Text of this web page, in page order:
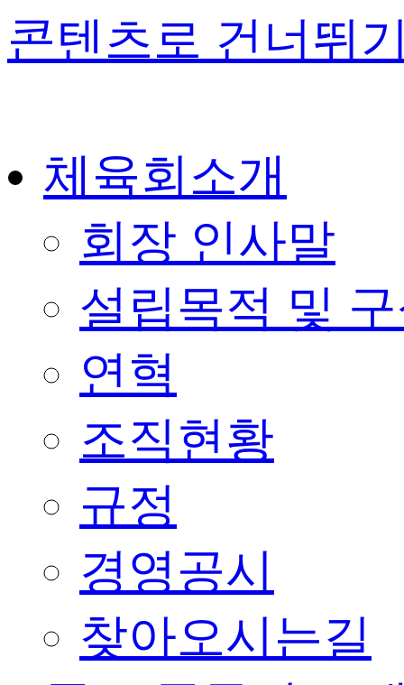
콘텐츠로 건너뛰
체육회소개
회장 인사말
설립목적 및
연혁
조직현황
규정
경영공시
찾아오시는길